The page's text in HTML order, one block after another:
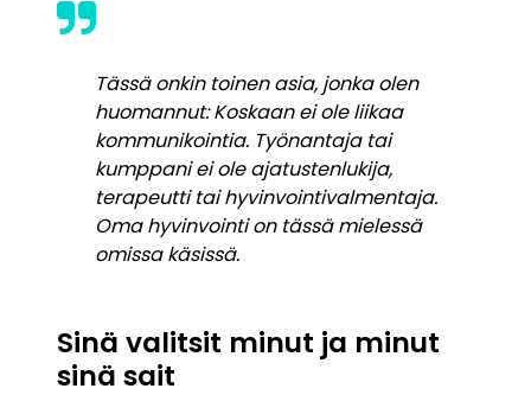
Tässä onkin toinen asia, jonka olen
huomannut: Koskaan ei ole liikaa
kommunikointia. Työnantaja tai
kumppani ei ole ajatustenlukija,
terapeutti tai hyvinvointivalmentaja.
Oma hyvinvointi on tässä mielessä
omissa käsissä.
Sinä valitsit minut ja minut
sinä sait